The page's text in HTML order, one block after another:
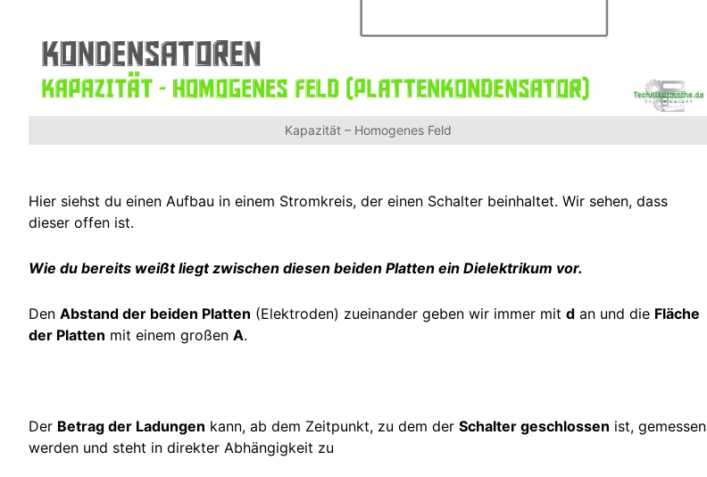
Kapazität – Homogenes Feld
Hier siehst du einen Aufbau in einem Stromkreis, der einen Schalter beinhaltet. Wir sehen, dass
dieser offen ist.
Wie du bereits weißt liegt zwischen diesen beiden Platten ein Dielektrikum vor.
Den Abstand der beiden Platten (Elektroden) zueinander geben wir immer mit d an und die Fläche
der Platten mit einem großen A.
Der Betrag der Ladungen kann, ab dem Zeitpunkt, zu dem der Schalter geschlossen ist, gemessen
werden und steht in direkter Abhängigkeit zu